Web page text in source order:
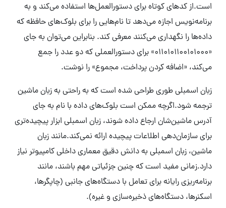
است.از کدهای کوتاه برای دستورالعمل‌ها استفاده می‌کند و به
برنامه‌نویس اجازه می‌دهد تا نام‌هایی را برای بلوک‌های حافظه که
داده‌ها را نگهداری می‌کنند معرفی کند. بنابراین می‌توان به جای
«0110101100101000» برای دستورالعملی که دو عدد را جمع
می‌کند، «اضافه کردن پرداخت، مجموع» را نوشت.
زبان اسمبلی طوری طراحی شده است که به راحتی به زبان ماشین
ترجمه شود.اگرچه ممکن است بلوک‌های داده با نام به جای
آدرس ماشین‌شان ارجاع داده شوند، زبان اسمبلی ابزار پیچیده‌تری
برای سازمان‌دهی اطلاعات پیچیده ارائه نمی‌کند.مانند زبان
ماشین، زبان اسمبلی به دانش دقیق معماری داخلی کامپیوتر نیاز
دارد.زمانی مفید است که چنین جزئیاتی مهم باشند، مانند
برنامه‌ریزی رایانه برای تعامل با دستگاه‌های جانبی (چاپگرها،
اسکنرها، دستگاه‌های ذخیره‌سازی و غیره).